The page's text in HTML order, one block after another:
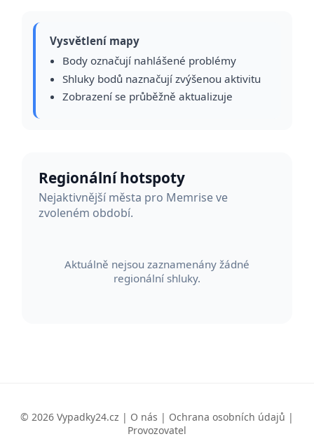
Vysvětlení mapy
Body označují nahlášené problémy
Shluky bodů naznačují zvýšenou aktivitu
Zobrazení se průběžně aktualizuje
Regionální hotspoty
Nejaktivnější města pro Memrise ve
zvoleném období.
Aktuálně nejsou zaznamenány žádné
regionální shluky.
© 2026 Vypadky24.cz | O nás | Ochrana osobních údajů |
Provozovatel